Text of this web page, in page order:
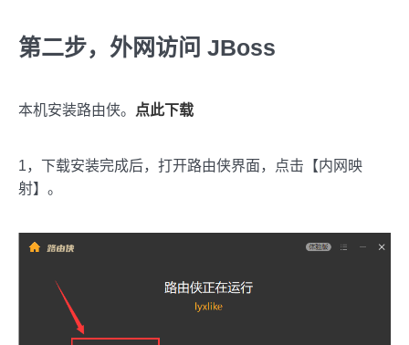
第二步，外网访问 JBoss
本机安装路由侠。 点此下载
1，下载安装完成后，打开路由侠界面，点击【内网映
射】。